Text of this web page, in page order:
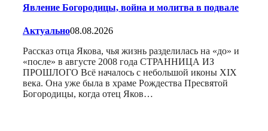
Явление Богородицы, война и молитва в подвале
Актуально08.08.2026
Рассказ отца Якова, чья жизнь разделилась на «до» и
«после» в августе 2008 года СТРАННИЦА ИЗ
ПРОШЛОГО Всё началось с небольшой иконы XIX
века. Она уже была в храме Рождества Пресвятой
Богородицы, когда отец Яков…